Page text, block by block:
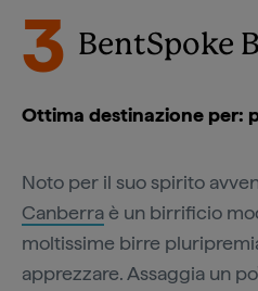
3 BentSpoke
Ottima destinazione per:
Noto per il suo spirito
Canberraè un birrificio
moltissime birre
apprezzare. Assaggia un